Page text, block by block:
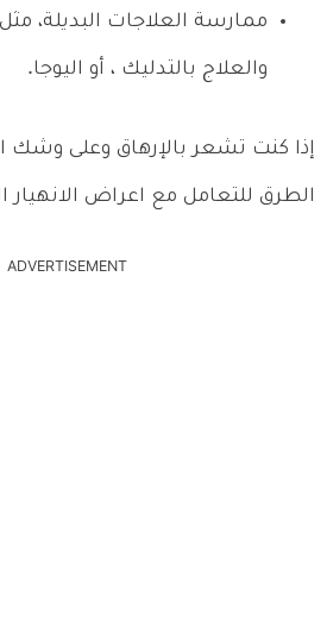
ممارسة العلاجات البديلة، مثل
والعلاج بالتدليك ، أو اليوجا.
إذا كنت تشعر بالإرهاق وعلى وشك
الطرق للتعامل مع اعراض الانهيار
ADVERTISEMENT